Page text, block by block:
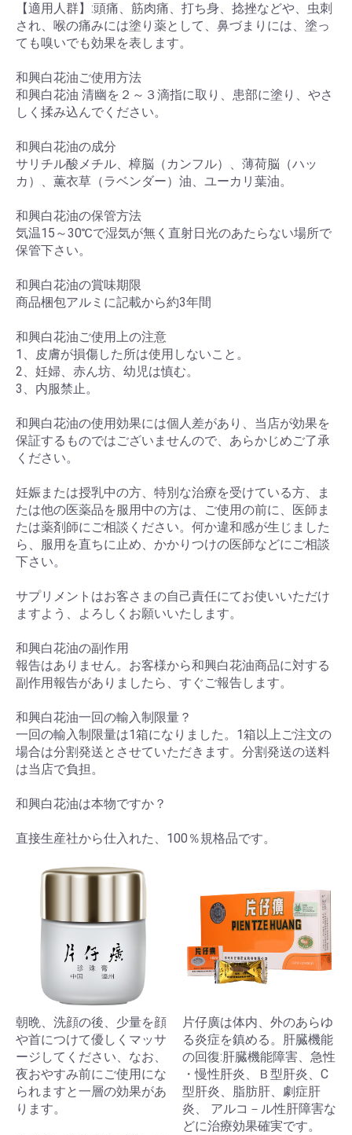
【適用人群】:頭痛、筋肉痛、打ち身、捻挫などや、虫刺
され、喉の痛みには塗り薬として、鼻づまりには、塗っ
ても嗅いでも効果を表します。
和興白花油ご使用方法
和興白花油 清幽を２～３滴指に取り、患部に塗り、やさ
しく揉み込んでください。
和興白花油の成分
サリチル酸メチル、樟脳（カンフル）、薄荷脳（ハッ
カ）、薫衣草（ラベンダー）油、ユーカリ葉油。
和興白花油の保管方法
気温15～30℃で湿気が無く直射日光のあたらない場所で
保管下さい。
和興白花油の賞味期限
商品梱包アルミに記載から約3年間
和興白花油ご使用上の注意
1、皮膚が損傷した所は使用しないこと。
2、妊婦、赤ん坊、幼児は慎む。
3、内服禁止。
和興白花油の使用効果には個人差があり、当店が効果を
保証するものではございませんので、あらかじめご了承
ください。
妊娠または授乳中の方、特別な治療を受けている方、ま
たは他の医薬品を服用中の方は、ご使用の前に、医師ま
たは薬剤師にご相談ください。何か違和感が生じました
ら、服用を直ちに止め、かかりつけの医師などにご相談
下さい。
サプリメントはお客さまの自己責任にてお使いいただけ
ますよう、よろしくお願いいたします。
和興白花油の副作用
報告はありません。お客様から和興白花油商品に対する
副作用報告がありましたら、すぐご報告します。
和興白花油一回の輸入制限量？
一回の輸入制限量は1箱になりました。1箱以上ご注文の
場合は分割発送とさせていただきます。分割発送の送料
は当店で負担。
和興白花油は本物ですか？
直接生産社から仕入れた、100％規格品です。
朝晩、洗顔の後、少量を顔
や首につけて優しくマッサ
ージしてください、なお、
夜おやすみ前にご使用にな
られますと一層の効果があ
ります。
片仔廣は体内、外のあらゆ
る炎症を鎮める。肝臓機能
の回復:肝臓機能障害、急性
・慢性肝炎、Ｂ型肝炎、C
型肝炎、脂肪肝、劇症肝
炎、 アルコ－ル性肝障害な
どに治療効果確実です。